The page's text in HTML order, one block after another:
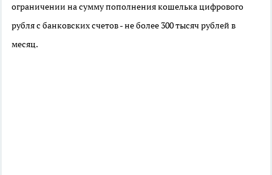
ограничении на сумму пополнения кошелька цифрового
рубля с банковских счетов - не более 300 тысяч рублей в
месяц.